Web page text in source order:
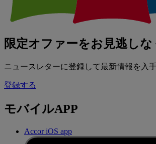
限定オファーをお見逃しな
ニュースレターに登録して最新情報を入
登録する
モバイルAPP
Accor iOS app